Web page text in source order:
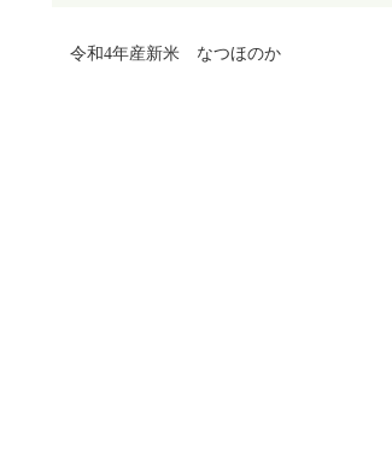
令和4年産新米 なつほのか